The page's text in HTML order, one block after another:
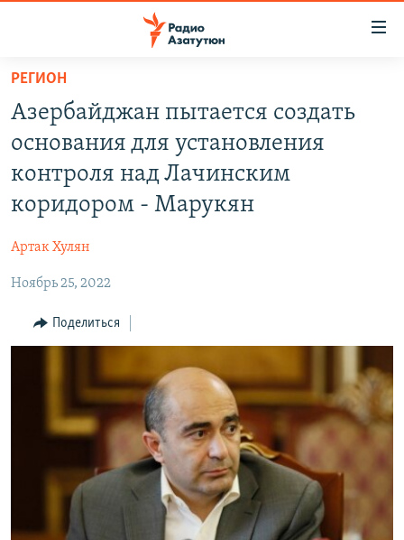
Перейти
основному
содержанию
основной
Перейти
ГЛАВНАЯ
НОВОСТИ
РЕГИОН
НАГОРНЫЙ КАРАБАХ
КУЛЬТУРА
Հայերեն
English
Русский
РЕГИОН
Азербайджан пытается создать
основания для установления
контроля над Лачинским
коридором - Марукян
Артак Хулян
Ноябрь 25, 2022
Поделиться